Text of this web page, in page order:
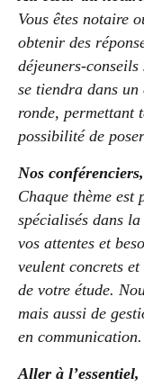
Vous êtes notaire
obtenir des
déjeuners-
se tiendra dans
ronde, permettant
possibilité de
Nos
Chaque thème est
spécialisés dans
vos attentes et
veulent concrets
de votre étude.
mais aussi de
en communication.
Aller à